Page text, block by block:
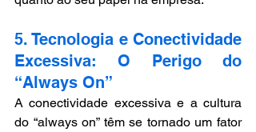
5. Tecnologia e Conectividade
Excessiva: O Perigo do
“Always On”
A conectividade excessiva e a cultura
do “always on” têm se tornado um fator